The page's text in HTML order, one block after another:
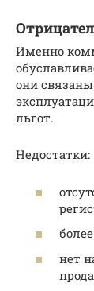
Именно
они
льгот.
Недостатки:
нет